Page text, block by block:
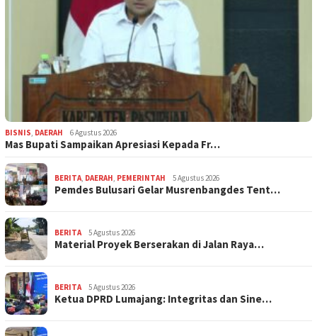
BISNIS, DAERAH 6 Agustus 2026
Mas Bupati Sampaikan Apresiasi Kepada Fr…
BERITA, DAERAH, PEMERINTAH 5 Agustus 2026
Pemdes Bulusari Gelar Musrenbangdes Tent…
BERITA 5 Agustus 2026
Material Proyek Berserakan di Jalan Raya…
BERITA 5 Agustus 2026
Ketua DPRD Lumajang: Integritas dan Sine…